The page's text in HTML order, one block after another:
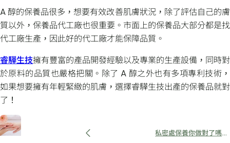
A 醇的保養品很多，想要有效改善肌膚狀況，除了評估自己的膚
質以外，保養品代工廠也很重要。市面上的保養品大部分都是找
代工廠生產，因此好的代工廠才能保障品質。
睿驊生技擁有豐富的產品開發經驗以及專業的生產設備，同時對
於原料的品質也嚴格把關。除了 A 醇之外也有多項專利技術，
如果想要擁有年輕緊緻的肌膚，選擇睿驊生技出產的保養品就對
了！
私密處保養你做對了嗎？